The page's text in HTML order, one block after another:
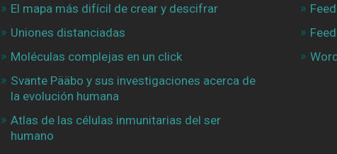
El mapa más difícil de crear y descifrar
Uniones distanciadas
Moléculas complejas en un click
Svante Pääbo y sus investigaciones acerca de
la evolución humana
Atlas de las células inmunitarias del ser
humano